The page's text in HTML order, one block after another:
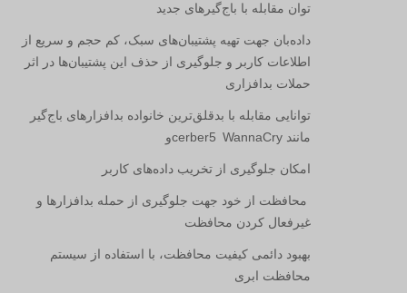
توان مقابله با باج‌گیرهای جدید
داده‌بان جهت تهیه پشتیبان‌های سبک، کم حجم و سریع از
اطلاعات کاربر و جلوگیری از حذف این پشتیبان‌ها در اثر
حملات بدافزاری
توانایی مقابله با بدقلق‌ترین خانواده بدافزارهای باج‌گیر
مانند WannaCry
cerber5و
امکان جلوگیری از تخریب داده‌های کاربر
محافظت از خود جهت جلوگیری از حمله بدافزارها و
غیرفعال کردن محافظت
بهبود دائمی کیفیت محافظت، با استفاده از سیستم
محافظت ابری